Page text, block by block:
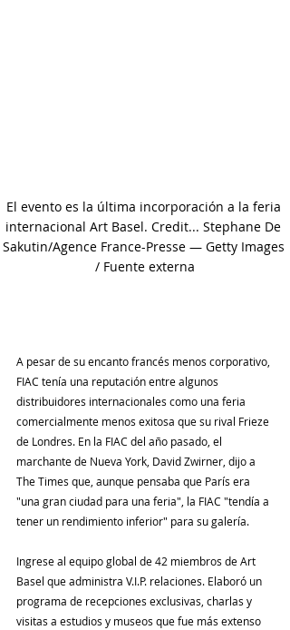
El evento es la última incorporación a la feria
internacional Art Basel. Credit... Stephane De
Sakutin/Agence France-Presse — Getty Images
/ Fuente externa
A pesar de su encanto francés menos corporativo,
FIAC tenía una reputación entre algunos
distribuidores internacionales como una feria
comercialmente menos exitosa que su rival Frieze
de Londres. En la FIAC del año pasado, el
marchante de Nueva York, David Zwirner, dijo a
The Times que, aunque pensaba que París era
"una gran ciudad para una feria", la FIAC "tendía a
tener un rendimiento inferior" para su galería.
Ingrese al equipo global de 42 miembros de Art
Basel que administra V.I.P. relaciones. Elaboró ​​un
programa de recepciones exclusivas, charlas y
visitas a estudios y museos que fue más extenso